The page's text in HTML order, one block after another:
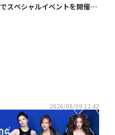
でスペシャルイベントを開催！
2026/06/09 12:42